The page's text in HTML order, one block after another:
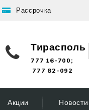
Рассрочка
Тирасполь
777 16-700;
777 82-092
Акции Новости